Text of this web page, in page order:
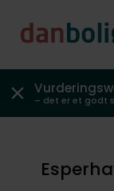
– det er et godt